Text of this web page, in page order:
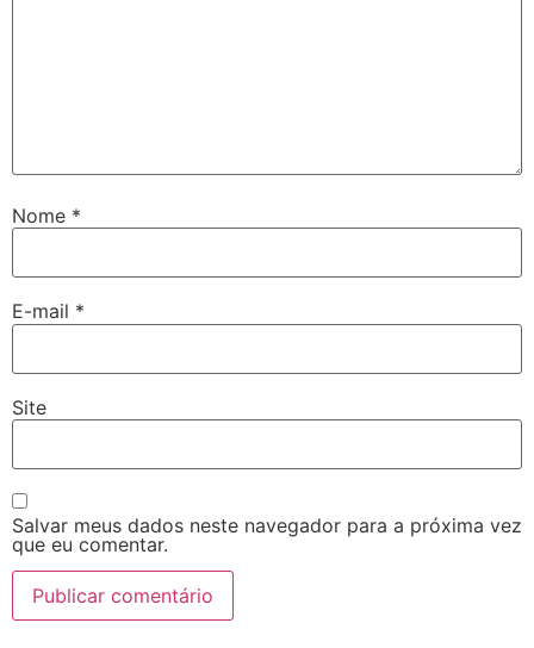
Nome *
E-mail *
Site
Salvar meus dados neste navegador para a próxima vez
que eu comentar.